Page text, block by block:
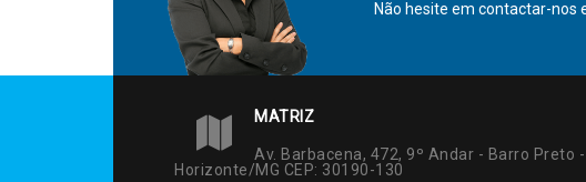
Não hesite em contactar-nos
MATRIZ
Av. Barbacena, 472, 9º Andar - Barro Preto
Horizonte/MG CEP: 30190-130